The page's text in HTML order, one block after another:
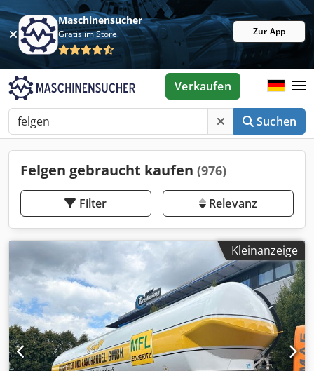
Maschinensucher
Gratis im Store Zur App
Suchen
Verkaufen
Felgen gebraucht kaufen (976)
Filter Relevanz
Kleinanzeige